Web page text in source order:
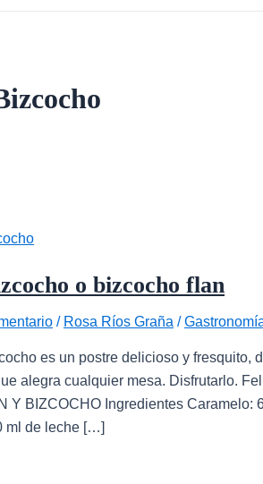
o bizcocho flan
/ Rosa Ríos Graña /
es un postre delicioso y fresquito,
alegra cualquier mesa. Disfrutarlo.
Y BIZCOCHO Ingredientes Caramelo:
ml de leche […]